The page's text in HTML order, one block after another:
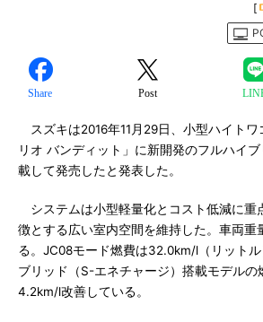
[
Share Post
スズキは2016年11月29日、小型ハイトワ
リオ バンディット」に新開発のフルハイ
載して発売したと発表した。
システムは小型軽量化とコスト低減に重
徴とする広い室内空間を維持した。車両重
る。JC08モード燃費は32.0km/l（リット
ブリッド（S-エネチャージ）搭載モデルの
4.2km/l改善している。